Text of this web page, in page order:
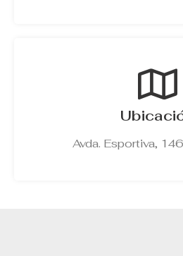
Avda. Esportiva,